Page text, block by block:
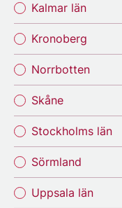
Kalmar län
Kronoberg
Norrbotten
Skåne
Stockholms län
Sörmland
Uppsala län